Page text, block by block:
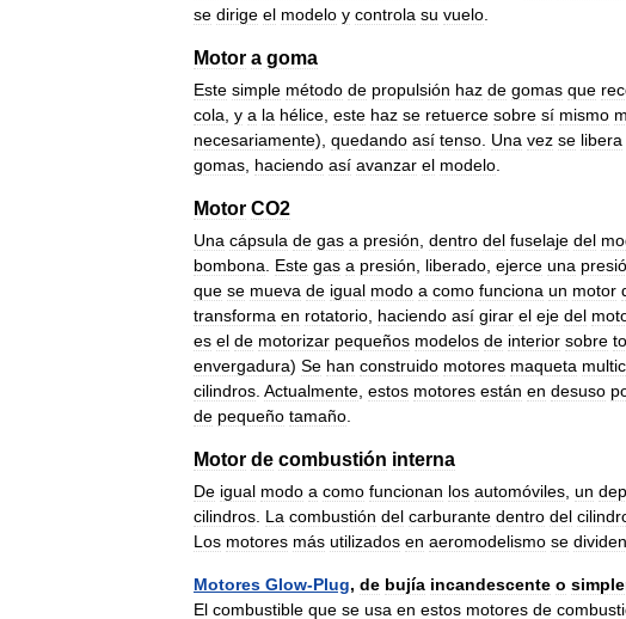
se dirige el modelo y controla su vuelo
Motor a goma
Este simple método de propulsión haz de gomas que
cola y a la hélice este haz se retuerce sobre sí mismo
necesariamente), quedando así tenso Una vez se libera
gomas haciendo así avanzar el modelo
Motor CO2
Una cápsula de gas a presión dentro del fuselaje del
bombona
Este gas a presión liberado ejerce una
que se mueva de igual modo a como funciona un motor
transforma en rotatorio haciendo así girar el eje del
es el de motorizar pequeños modelos de interior sobre
envergadura) Se han construido motores maqueta
cilindros Actualmente estos motores están en desuso
de pequeño tamaño
Motor de combustión interna
De igual modo a como funcionan los automóviles un
cilindros La combustión del carburante dentro del
Los motores más utilizados en aeromodelismo se dividen
Motores Glow-Plug, de bujía incandescente o
El combustible que se usa en estos motores de